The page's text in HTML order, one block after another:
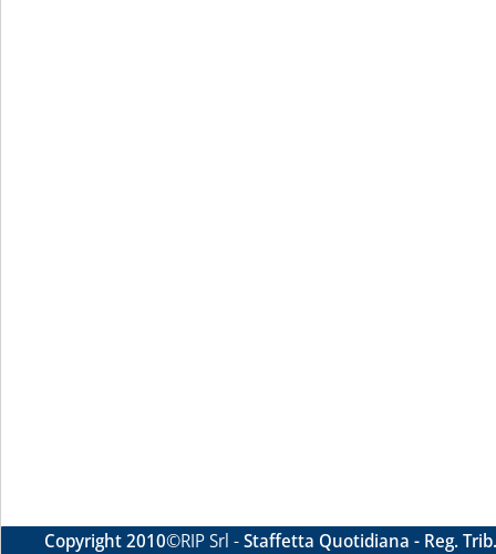
Copyright 2010©RIP Srl -Staffetta Quotidiana - Reg.